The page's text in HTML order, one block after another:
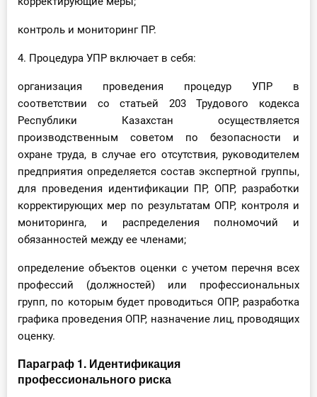
контроль и мониторинг ПР.
4. Процедура УПР включает в себя:
организация проведения процедур УПР в
соответствии со статьей 203 Трудового кодекса
Республики Казахстан осуществляется
производственным советом по безопасности и
охране труда, в случае его отсутствия, руководителем
предприятия определяется состав экспертной группы,
для проведения идентификации ПР, ОПР, разработки
корректирующих мер по результатам ОПР, контроля и
мониторинга, и распределения полномочий и
обязанностей между ее членами;
определение объектов оценки с учетом перечня всех
профессий (должностей) или профессиональных
групп, по которым будет проводиться ОПР, разработка
графика проведения ОПР, назначение лиц, проводящих
оценку.
Параграф 1. Идентификация
профессионального риска